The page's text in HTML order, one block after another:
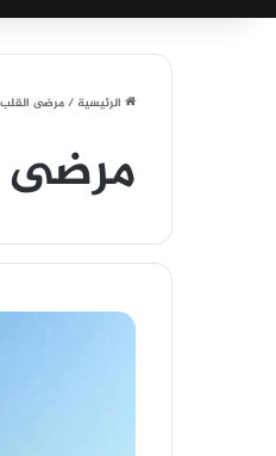
الرئيسية/مرضى القلب
مرضى